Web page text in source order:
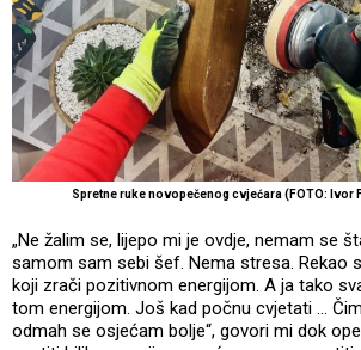
Spretne ruke novopečenog cvjećara (FOTO: Ivor
„Ne žalim se, lijepo mi je ovdje, nemam se
samom sam sebi šef. Nema stresa. Rekao
koji zrači pozitivnom energijom. A ja tako
tom energijom. Još kad počnu cvjetati …
odmah se osjećam bolje“, govori mi dok